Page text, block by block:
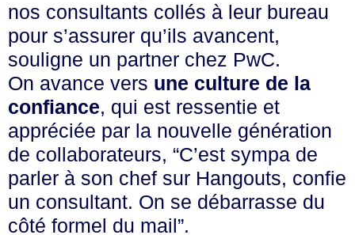
nos consultants collés à leur bureau
pour s’assurer qu’ils avancent,
souligne un partner chez PwC.
On avance vers une culture de la
confiance, qui est ressentie et
appréciée par la nouvelle génération
de collaborateurs, “C’est sympa de
parler à son chef sur Hangouts, confie
un consultant. On se débarrasse du
côté formel du mail”.